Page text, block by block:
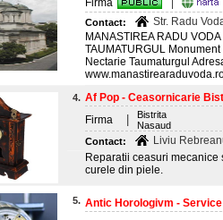
Firma
Contact:
Str. Radu
MANASTIREA RADU
TAUMATURGUL
Nectarie Taumaturgul
4. Af Pop - Ceasornicarie
Firma
Bistrita
Nasaud
Contact:
Liviu
Reparatii ceasuri
curele din piele.
5. Antic Horologivm -